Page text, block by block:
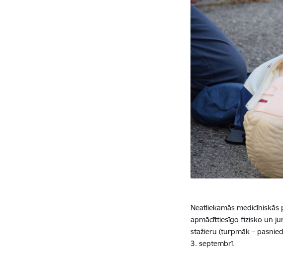
Neatliekamās
apmācīttiesīgo fizisko un
stažieru (turpmāk –
3. septembrī.